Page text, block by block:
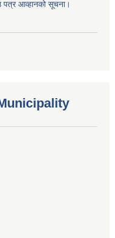
पत्र आव्हानको सूचना।